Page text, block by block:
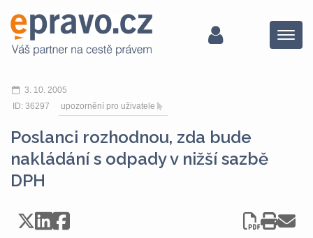
Menu
3. 10. 2005
ID: 36297
upozornění pro uživatele
Poslanci rozhodnou, zda bude
nakládání s odpady v nižší sazbě
DPH